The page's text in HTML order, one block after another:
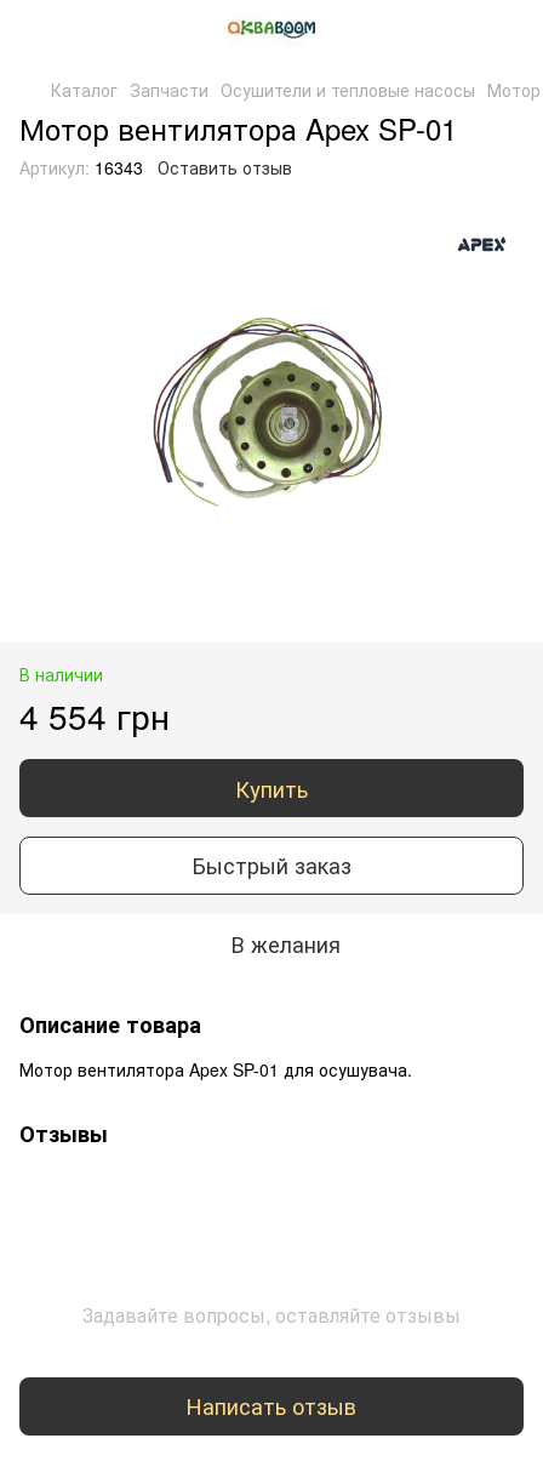
Каталог Запчасти Осушители и тепловые насосы Мотор
Мотор вентилятора Apex SP-01
Артикул: 16343 Оставить отзыв
В наличии
4 554 грн
Купить
Быстрый заказ
В желания
Описание товара
Мотор вентилятора Apex SP-01 для осушувача.
Отзывы
Задавайте вопросы, оставляйте отзывы
Написать отзыв